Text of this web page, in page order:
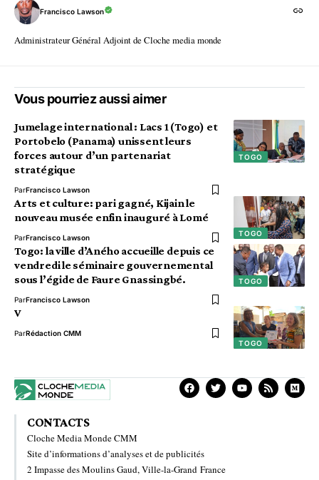
Francisco Lawson
Administrateur Général Adjoint de Cloche media monde
Vous pourriez aussi aimer
TOGO
Jumelage international : Lacs 1 (Togo) et
Portobelo (Panama) unissent leurs
forces autour d’un partenariat
stratégique
ParFrancisco Lawson
TOGO
Arts et culture: pari gagné, Kijain le
nouveau musée enfin inauguré à Lomé
ParFrancisco Lawson
TOGO
Togo: la ville d’Aného accueille depuis ce
vendredi le séminaire gouvernemental
sous l’égide de Faure Gnassingbé.
ParFrancisco Lawson
TOGO
V
ParRédaction CMM
CONTACTS
Cloche Media Monde CMM
Site d’informations d’analyses et de publicités
2 Impasse des Moulins Gaud, Ville-la-Grand France